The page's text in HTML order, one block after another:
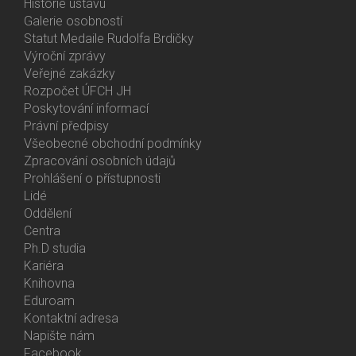
Historie ústavu
Galerie osobností
Statut Medaile Rudolfa Brdičky
Bottom
Menu
About
Us
Výroční zprávy
Veřejné zakázky
Rozpočet ÚFCH JH
Poskytování informací
Právní předpisy
Všeobecné obchodní podmínky
Zpracování osobních údajů
Prohlášení o přístupnosti
Bottom
Menu
Contacts
Lidé
Oddělení
Centra
Ph.D studia
Kariéra
Knihovna
Eduroam
Kontaktní adresa
Napište nám